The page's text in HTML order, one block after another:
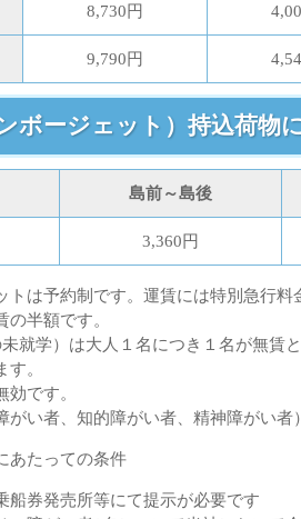
8,730円
9,790円
ボージェット）持込荷物
島前～島後
3,360円
トは予約制です。運賃には特別急行料
半額です。
就学）は大人１名につき１名が無賃
。
です。
がい者、知的障がい者、精神障がい者
っての条件
船券発売所等にて提示が必要です